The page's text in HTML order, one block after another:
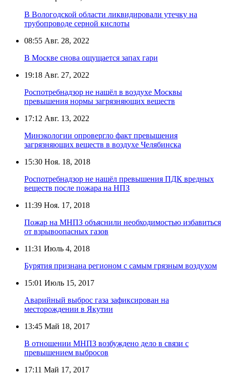
В Вологодской области ликвидировали утечку на
трубопроводе серной кислоты
08:55 Авг. 28, 2022
В Москве снова ощущается запах гари
19:18 Авг. 27, 2022
Роспотребнадзор не нашёл в воздухе Москвы
превышения нормы загрязняющих веществ
17:12 Авг. 13, 2022
Минэкологии опровергло факт превышения
загрязняющих веществ в воздухе Челябинска
15:30 Ноя. 18, 2018
Роспотребнадзор не нашёл превышения ПДК вредных
веществ после пожара на НПЗ
11:39 Ноя. 17, 2018
Пожар на МНПЗ объяснили необходимостью избавиться
от взрывоопасных газов
11:31 Июль 4, 2018
Бурятия признана регионом с самым грязным воздухом
15:01 Июль 15, 2017
Аварийный выброс газа зафиксирован на
месторождении в Якутии
13:45 Май 18, 2017
В отношении МНПЗ возбуждено дело в связи с
превышением выбросов
17:11 Май 17, 2017